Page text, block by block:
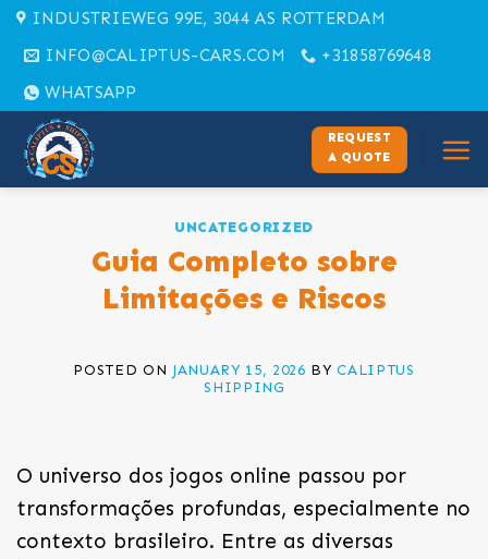
Skip
content
INDUSTRIEWEG 99E, 3044 AS ROTTERDAM
INFO@CALIPTUS-CARS.COM
+31858769648
WHATSAPP
REQUEST
A QUOTE
UNCATEGORIZED
Guia Completo sobre
Limitações e Riscos
POSTED ON JANUARY 15, 2026 BYCALIPTUS
SHIPPING
O universo dos jogos online passou por
transformações profundas, especialmente no
contexto brasileiro. Entre as diversas